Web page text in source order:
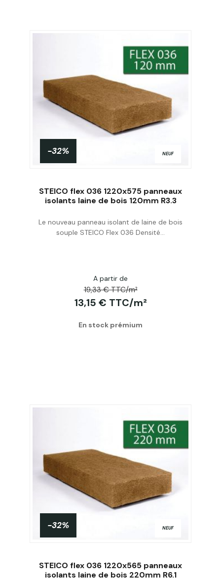
Acheter
-32% NEUF
STEICO flex 036 1220x575 panneaux
isolants laine de bois 120mm R3.3
Le nouveau panneau isolant de laine de bois
souple STEICO Flex 036 Densité...
A partir de
19,33 € TTC/m²
13,15 € TTC/m²
En stock prémium
-32% NEUF
STEICO flex 036 1220x565 panneaux
isolants laine de bois 220mm R6.1